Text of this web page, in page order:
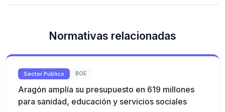
Normativas relacionadas
Sector Público BOE
Aragón amplía su presupuesto en 619 millones
para sanidad, educación y servicios sociales